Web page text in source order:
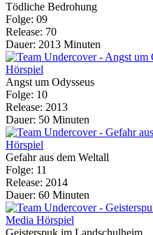
Tödliche Bedrohung
Folge: 09
Release: 70
Dauer: 2013 Minuten
Angst um Odysseus
Folge: 10
Release: 2013
Dauer: 50 Minuten
Gefahr aus dem Weltall
Folge: 11
Release: 2014
Dauer: 60 Minuten